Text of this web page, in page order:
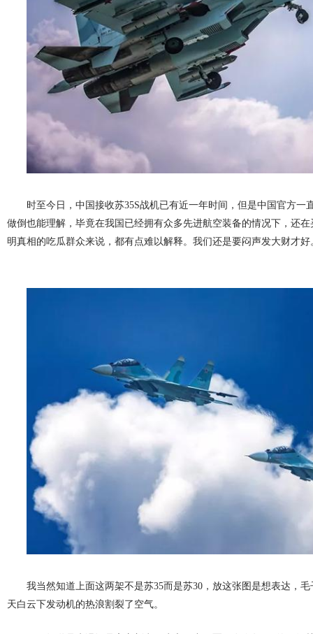
时至今日，中国接收苏35S战机已有近一年时间，但是中国官方一
做倒也能理解，毕竟在我国已经拥有众多先进航空装备的情况下，还
明真相的吃瓜群众来说，都有点难以解释。我们还是要闷声发大财才好
我当然知道上面这两架不是苏35而是苏30，放这张图是想表达，
天白云下发动机的热浪割裂了空气。